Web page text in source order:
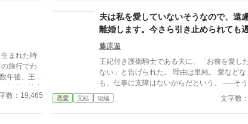
。
まれた時
旅行でわ
使者。彼女
数：19,465
夫は私を愛していないそうなので、遠
離婚します。今さら引き止められても
す
藤原遊
王妃付き護衛騎士である夫に、「お前を愛し
ない」と告げられた。 理由は単純。 愛などなくて
も、仕事に支障はないからだという。 ──そうです
か。 それなら、こちらも遠慮する必要はありません
ね。 王妃の機嫌、侍女たちとの関係、贈り物の選
恋愛 完結 短編 文字数